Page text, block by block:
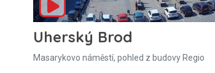
Uherský Brod
Masarykovo náměstí, pohled z budovy Regio